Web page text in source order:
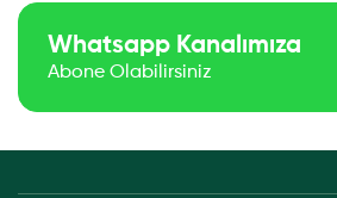
Whatsapp Kanalımıza
Abone Olabilirsiniz